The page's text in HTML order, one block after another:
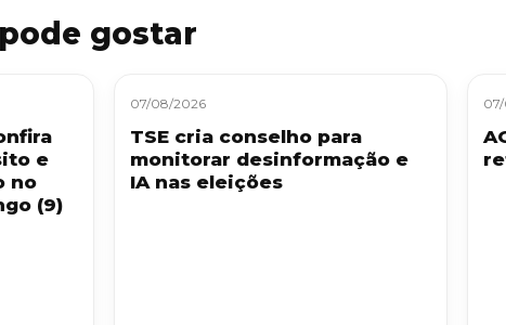
gostar
e
no
(9)
07/08/2026
TSE cria conselho para
monitorar desinformação e
IA nas eleições